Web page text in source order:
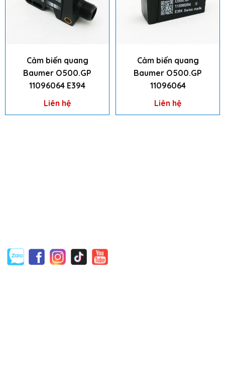
Cảm biến quang
Baumer O500.GP
11096064 E394
Liên hệ
Cảm biến quang
Baumer O500.GP
11096064
Liên hệ